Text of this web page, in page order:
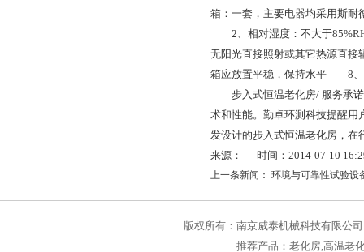
箱：一套，主要电器均采用
2、相对湿度：不大于
无阳光直接照射或其它热源直
箱应放置平稳，保持水平 8
步入式恒温老化房/ 服务承诺
术和性能。勤卓环测科技提醒
发设计的步入式恒温老化房，
来源： 时间：2014-07-10
上一条新闻： 环境与可靠性试验设
版权所有： 南京威泰机械科技有限公司
推荐产品： 老化房,高温老